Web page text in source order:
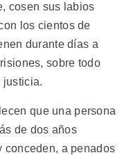
cosen sus labios
los cientos de
durante días a
sobre todo
justicia.
que una persona
de dos años
conceden, a penados